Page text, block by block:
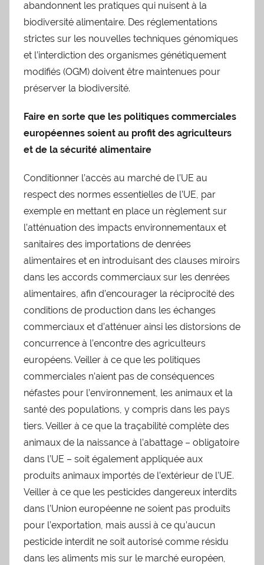
abandonnent les pratiques qui nuisent à la
biodiversité alimentaire. Des réglementations
strictes sur les nouvelles techniques génomiques
et l’interdiction des organismes génétiquement
modifiés (OGM) doivent être maintenues pour
préserver la biodiversité.
Faire en sorte que les politiques commerciales
européennes soient au profit des agriculteurs
et de la sécurité alimentaire
Conditionner l’accès au marché de l’UE au
respect des normes essentielles de l’UE, par
exemple en mettant en place un règlement sur
l’atténuation des impacts environnementaux et
sanitaires des importations de denrées
alimentaires et en introduisant des clauses miroirs
dans les accords commerciaux sur les denrées
alimentaires, afin d’encourager la réciprocité des
conditions de production dans les échanges
commerciaux et d’atténuer ainsi les distorsions de
concurrence à l’encontre des agriculteurs
européens. Veiller à ce que les politiques
commerciales n’aient pas de conséquences
néfastes pour l’environnement, les animaux et la
santé des populations, y compris dans les pays
tiers. Veiller à ce que la traçabilité complète des
animaux de la naissance à l’abattage – obligatoire
dans l’UE – soit également appliquée aux
produits animaux importés de l’extérieur de l’UE.
Veiller à ce que les pesticides dangereux interdits
dans l’Union européenne ne soient pas produits
pour l’exportation, mais aussi à ce qu’aucun
pesticide interdit ne soit autorisé comme résidu
dans les aliments mis sur le marché européen,